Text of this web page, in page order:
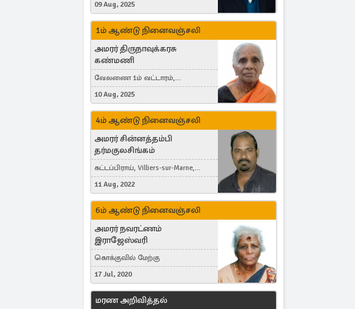
09 Aug, 2025
1ம் ஆண்டு நினைவஞ்சலி
அமரர் திருநாவுக்கரசு
கண்மணி
வேலணை 1ம் வட்டாரம்,
மண்கும்பான் மேற்கு, Liestal,
Switzerland
10 Aug, 2025
4ம் ஆண்டு நினைவஞ்சலி
அமரர் சின்னத்தம்பி
தர்மகுலசிங்கம்
கட்டப்பிராய், Villiers-sur-Marne,
France
11 Aug, 2022
6ம் ஆண்டு நினைவஞ்சலி
அமரர் நவரட்ணம்
இராஜேஸ்வரி
கொக்குவில் மேற்கு
17 Jul, 2020
மரண அறிவித்தல்